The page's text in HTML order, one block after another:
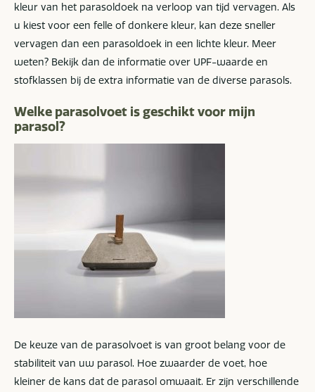
kleur van het parasoldoek na verloop van tijd vervagen. Als
u kiest voor een felle of donkere kleur, kan deze sneller
vervagen dan een parasoldoek in een lichte kleur. Meer
weten? Bekijk dan de informatie over UPF-waarde en
stofklassen bij de extra informatie van de diverse parasols.
Welke parasolvoet is geschikt voor mijn
parasol?
De keuze van de parasolvoet is van groot belang voor de
stabiliteit van uw parasol. Hoe zwaarder de voet, hoe
kleiner de kans dat de parasol omwaait. Er zijn verschillende